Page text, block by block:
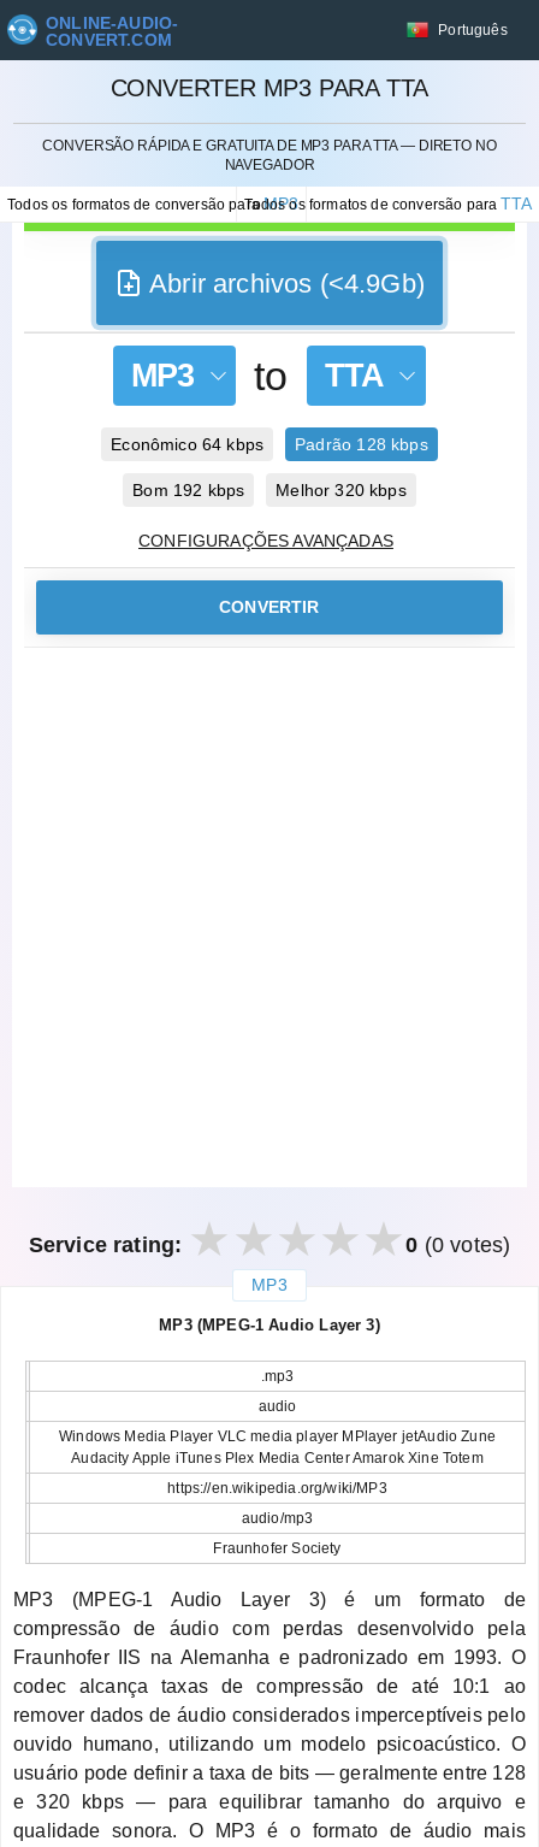
ONLINE-AUDIO-
CONVERT.COM
Português
CONVERTER MP3 PARA TTA
CONVERSÃO RÁPIDA E GRATUITA DE MP3 PARA TTA — DIRETO NO
NAVEGADOR
Todos os formatos de conversão paraMP3
Todos os formatos de conversão paraTTA
Abrir archivos (<4.9Gb)
MP3 to TTA
Econômico 64 kbps Padrão 128 kbps
Bom 192 kbps Melhor 320 kbps
CONFIGURAÇÕES AVANÇADAS
CONVERTIR
Service rating: 0 (0 votes)
MP3
MP3 (MPEG-1 Audio Layer 3)
.mp3
audio
Windows Media Player VLC media player MPlayer jetAudio Zune
Audacity Apple iTunes Plex Media Center Amarok Xine Totem
https://en.wikipedia.org/wiki/MP3
audio/mp3
Fraunhofer Society
MP3 (MPEG-1 Audio Layer 3) é um formato de
compressão de áudio com perdas desenvolvido pela
Fraunhofer IIS na Alemanha e padronizado em 1993. O
codec alcança taxas de compressão de até 10:1 ao
remover dados de áudio considerados imperceptíveis pelo
ouvido humano, utilizando um modelo psicoacústico. O
usuário pode definir a taxa de bits — geralmente entre 128
e 320 kbps — para equilibrar tamanho do arquivo e
qualidade sonora. O MP3 é o formato de áudio mais